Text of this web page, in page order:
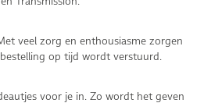
veel zorg en enthousiasme zorgen
op tijd wordt verstuurd.
voor je in. Zo wordt het geven